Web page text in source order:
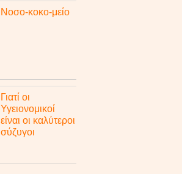
Νοσο-κοκο-μείο
Γιατί οι
Υγειονομικοί
είναι οι καλύτεροι
σύζυγοι